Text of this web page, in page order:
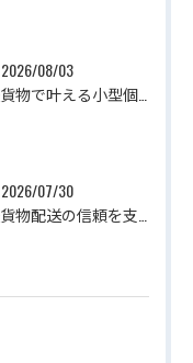
2026/08/03
2026/07/30